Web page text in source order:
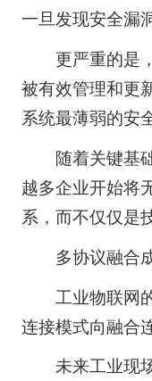
一旦发现安全漏
更严重的是，
被有效管理和更
系统最薄弱的安
随着关键基础
越多企业开始将
系，而不仅仅是
多协议融合成
工业物联网的
连接模式向融合
未来工业现场